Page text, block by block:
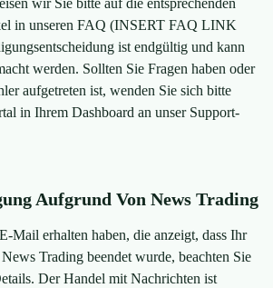
wir Sie bitte auf die entsprechenden
in unseren FAQ (INSERT FAQ LINK
ist endgültig und kann
werden. Sollten Sie Fragen haben oder
aufgetreten ist, wenden Sie sich bitte
in Ihrem Dashboard an unser Support-
Aufgrund Von News Trading
Mail erhalten haben, die anzeigt, dass Ihr
Trading beendet wurde, beachten Sie
Der Handel mit Nachrichten ist